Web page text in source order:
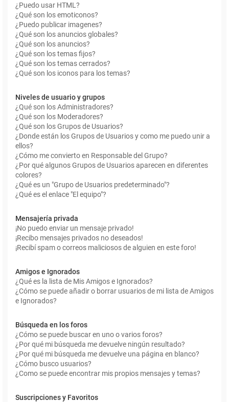
¿Puedo usar HTML?
¿Qué son los emoticonos?
¿Puedo publicar imagenes?
¿Qué son los anuncios globales?
¿Qué son los anuncios?
¿Qué son los temas fijos?
¿Qué son los temas cerrados?
¿Qué son los iconos para los temas?
Niveles de usuario y grupos
¿Qué son los Administradores?
¿Qué son los Moderadores?
¿Qué son los Grupos de Usuarios?
¿Donde están los Grupos de Usuarios y como me puedo unir a
ellos?
¿Cómo me convierto en Responsable del Grupo?
¿Por qué algunos Grupos de Usuarios aparecen en diferentes
colores?
¿Qué es un "Grupo de Usuarios predeterminado"?
¿Qué es el enlace "El equipo"?
Mensajería privada
¡No puedo enviar un mensaje privado!
¡Recibo mensajes privados no deseados!
¡Recibí spam o correos maliciosos de alguien en este foro!
Amigos e Ignorados
¿Qué es la lista de Mis Amigos e Ignorados?
¿Cómo se puede añadir o borrar usuarios de mi lista de Amigos
e Ignorados?
Búsqueda en los foros
¿Cómo se puede buscar en uno o varios foros?
¿Por qué mi búsqueda me devuelve ningún resultado?
¿Por qué mi búsqueda me devuelve una página en blanco?
¿Cómo busco usuarios?
¿Como se puede encontrar mis propios mensajes y temas?
Suscripciones y Favoritos